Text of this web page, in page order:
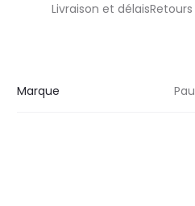
Livraison et
Marque